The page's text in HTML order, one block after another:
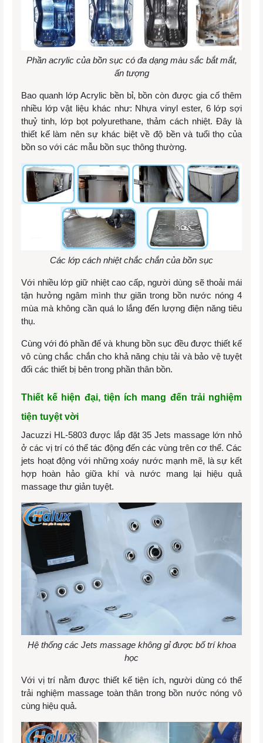
Phần acrylic của bồn sục có đa dạng màu sắc bắt mắt,
ấn tượng
Bao quanh lớp Acrylic bền bỉ, bồn còn được gia cố thêm
nhiều lớp vật liệu khác như: Nhựa vinyl ester, 6 lớp sợi
thuỷ tinh, lớp bọt polyurethane, thảm cách nhiệt. Đây là
thiết kế làm nên sự khác biệt về độ bền và tuổi thọ của
bồn so với các mẫu bồn sục thông thường.
Các lớp cách nhiệt chắc chắn của bồn sục
Với nhiều lớp giữ nhiệt cao cấp, người dùng sẽ thoải mái
tận hưởng ngâm mình thư giãn trong bồn nước nóng 4
mùa mà không cần quá lo lắng đến lượng điện năng tiêu
thụ.
Cùng với đó phần đế và khung bồn sục đều được thiết kế
vô cùng chắc chắn cho khả năng chịu tải và bảo vệ tuyệt
đối các thiết bị bên trong phần thân bồn.
Thiết kế hiện đại, tiện ích mang đến trải nghiệm
tiện tuyệt vời
Jacuzzi HL-5803 được lắp đặt 35 Jets massage lớn nhỏ
ở các vị trí có thể tác động đến các vùng trên cơ thể. Các
jets hoạt động với những xoáy nước mạnh mẽ, là sự kết
hợp hoàn hảo giữa khí và nước mang lại hiệu quả
massage thư giản tuyệt.
Hệ thống các Jets massage không gỉ được bố trí khoa
học
Với vị trí nằm được thiết kế tiện ích, người dùng có thể
trải nghiệm massage toàn thân trong bồn nước nóng vô
cùng hiệu quả.